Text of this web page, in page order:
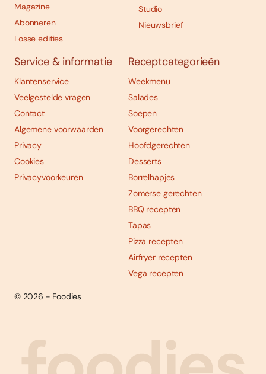
Abonneren
Magazine
Abonneren
Losse edities
Studio
Nieuwsbrief
Service & informatie
Klantenservice
Veelgestelde vragen
Contact
Algemene voorwaarden
Privacy
Cookies
Privacyvoorkeuren
Receptcategorieën
Weekmenu
Salades
Soepen
Voorgerechten
Hoofdgerechten
Desserts
Borrelhapjes
Zomerse gerechten
BBQ recepten
Tapas
Pizza recepten
Airfryer recepten
Vega recepten
© 2026 - Foodies